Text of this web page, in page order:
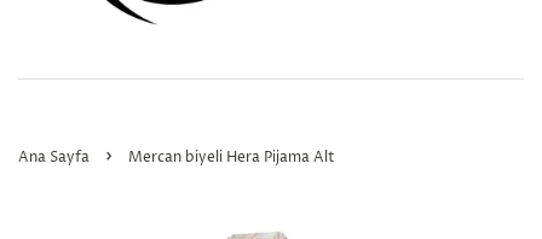
Ana Sayfa › Mercan biyeli Hera Pijama Alt